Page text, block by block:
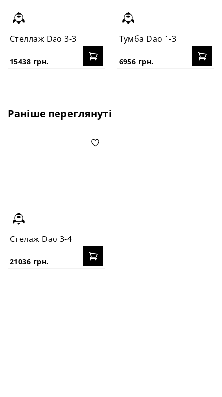
Стеллаж Dao 3-3
15438 грн.
Тумба Dao 1-3
6956 грн.
Раніше переглянуті
Стелаж Dao 3-4
21036 грн.